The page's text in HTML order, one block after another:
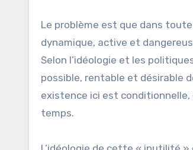
Le problème est que dans toute
dynamique, active et
Selon l’idéologie et les
possible, rentable et désirable
existence ici est
temps.